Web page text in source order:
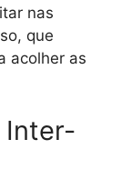
nas
que
acolher as
Inter-